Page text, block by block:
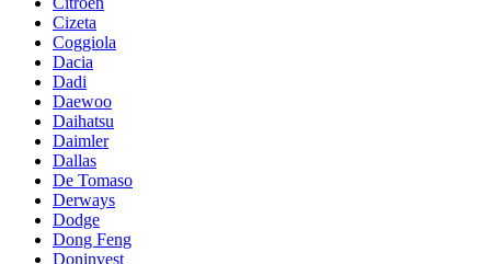
Cizeta
Coggiola
Dacia
Dadi
Daewoo
Daihatsu
Daimler
Dallas
De Tomaso
Derways
Dodge
Dong Feng
Doninvest